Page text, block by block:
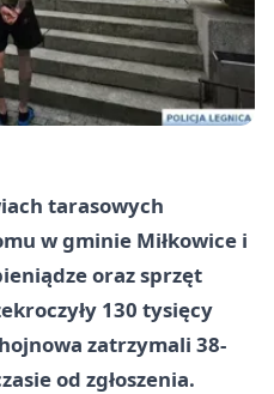
tarasowych
w gminie Miłkowice i
oraz sprzęt
130 tysięcy
zatrzymali 38-
od zgłoszenia.